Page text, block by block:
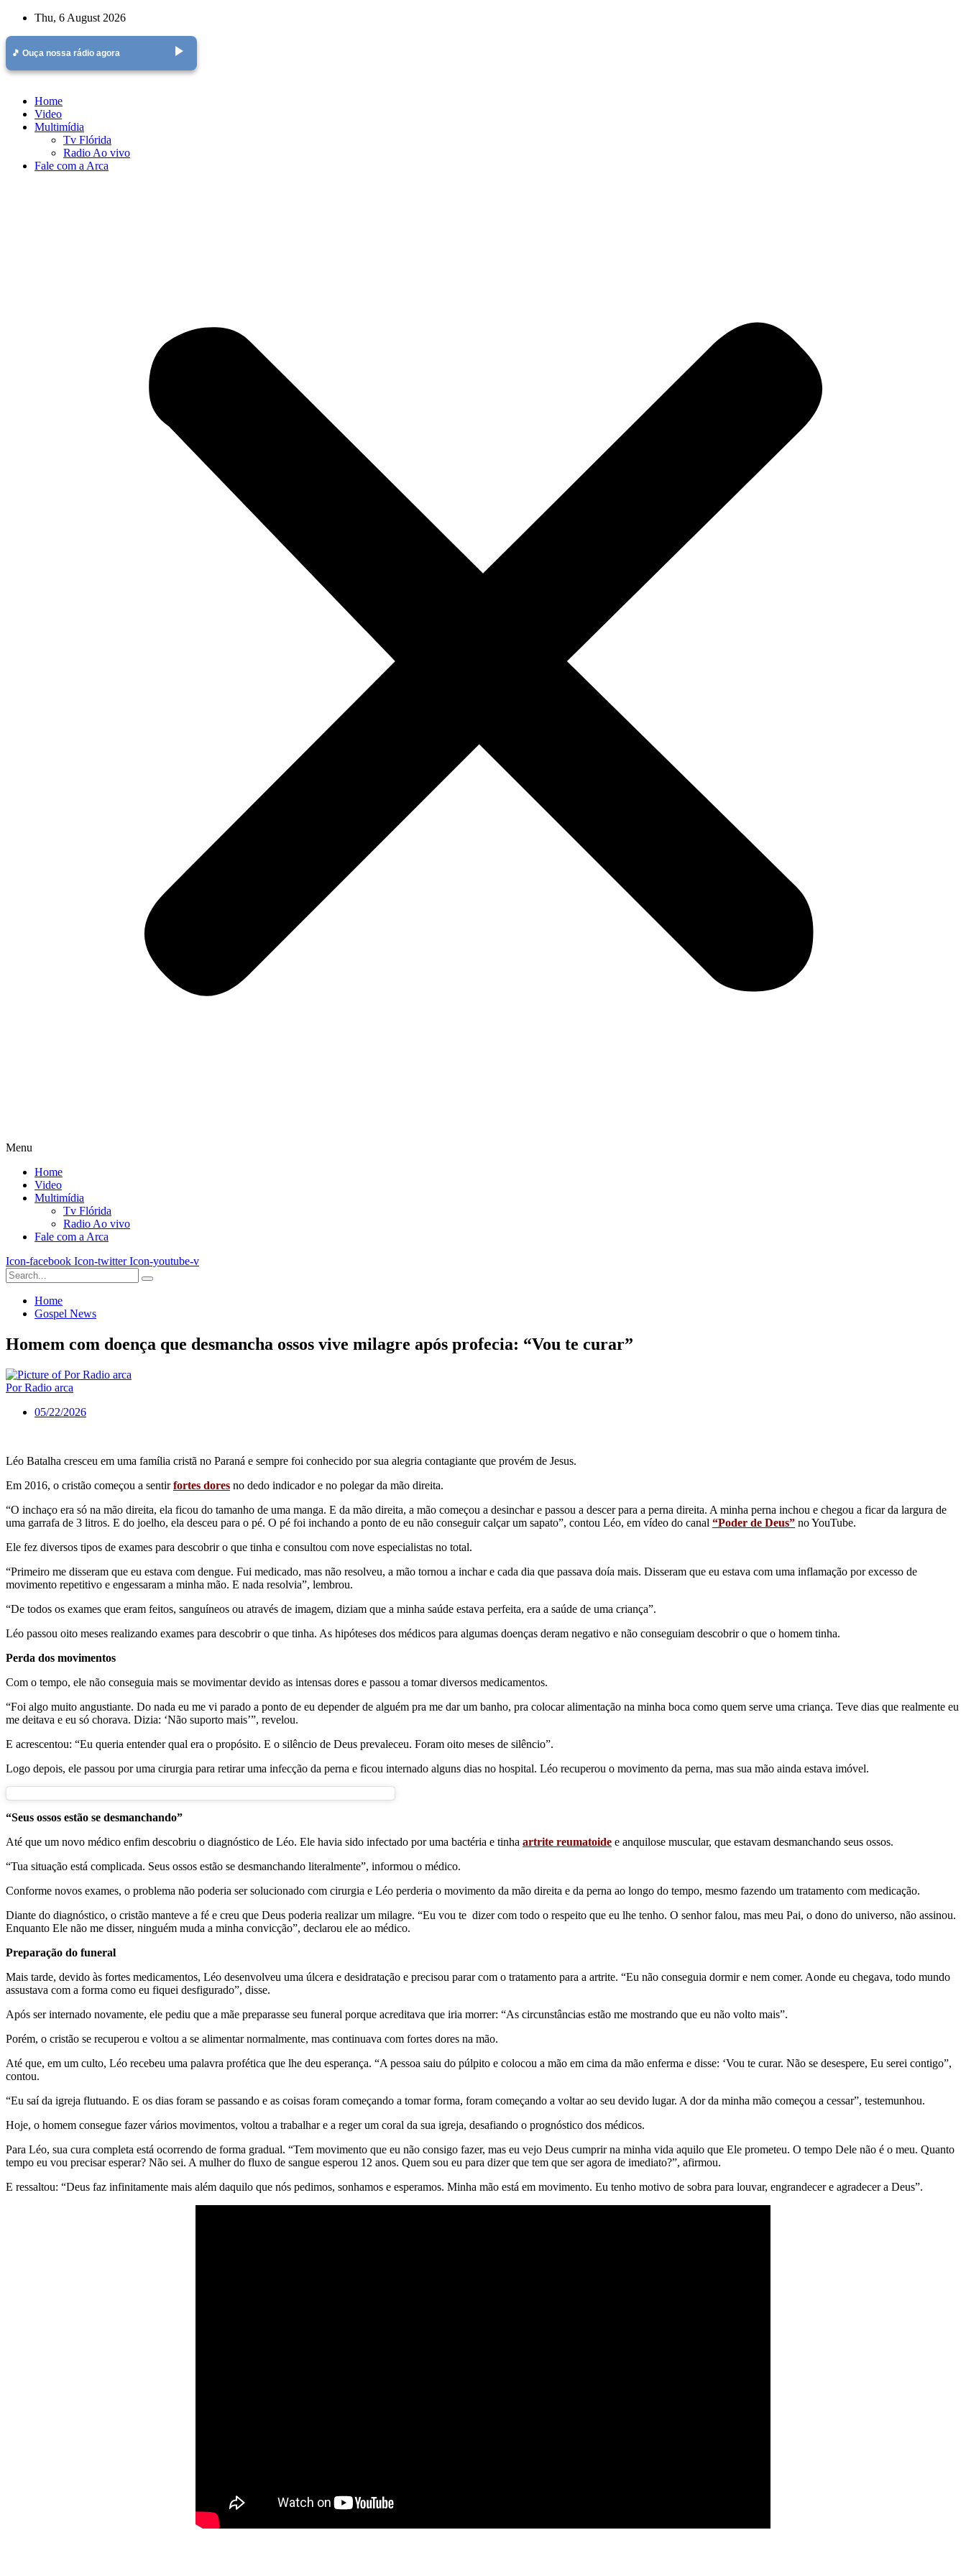
Skip
content
Thu, 6 August 2026
🎵 Ouça nossa rádio agora play_arrow
Home
Video
Multimídia
Tv Flórida
Radio Ao vivo
Fale com a Arca
Menu
Home
Video
Multimídia
Tv Flórida
Radio Ao vivo
Fale com a Arca
Icon-facebook Icon-twitter Icon-youtube-v
Home
Gospel News
Homem com doença que desmancha ossos vive milagre após profecia: “Vou te curar”
Por Radio arca
05/22/2026
Léo Batalha cresceu em uma família cristã no Paraná e sempre foi conhecido por sua alegria contagiante que provém de Jesus.
Em 2016, o cristão começou a sentirfortes dores no dedo indicador e no polegar da mão direita.
“O inchaço era só na mão direita, ela ficou do tamanho de uma manga. E da mão direita, a mão começou a desinchar e passou a descer para a perna direita. A minha perna inchou e chegou a ficar da largura de
uma garrafa de 3 litros. E do joelho, ela desceu para o pé. O pé foi inchando a ponto de eu não conseguir calçar um sapato”, contou Léo, em vídeo do canal “Poder de Deus” no YouTube.
Ele fez diversos tipos de exames para descobrir o que tinha e consultou com nove especialistas no total.
“Primeiro me disseram que eu estava com dengue. Fui medicado, mas não resolveu, a mão tornou a inchar e cada dia que passava doía mais. Disseram que eu estava com uma inflamação por excesso de
movimento repetitivo e engessaram a minha mão. E nada resolvia”, lembrou.
“De todos os exames que eram feitos, sanguíneos ou através de imagem, diziam que a minha saúde estava perfeita, era a saúde de uma criança”.
Léo passou oito meses realizando exames para descobrir o que tinha. As hipóteses dos médicos para algumas doenças deram negativo e não conseguiam descobrir o que o homem tinha.
Perda dos movimentos
Com o tempo, ele não conseguia mais se movimentar devido as intensas dores e passou a tomar diversos medicamentos.
“Foi algo muito angustiante. Do nada eu me vi parado a ponto de eu depender de alguém pra me dar um banho, pra colocar alimentação na minha boca como quem serve uma criança. Teve dias que realmente eu
me deitava e eu só chorava. Dizia: ‘Não suporto mais’”, revelou.
E acrescentou: “Eu queria entender qual era o propósito. E o silêncio de Deus prevaleceu. Foram oito meses de silêncio”.
Logo depois, ele passou por uma cirurgia para retirar uma infecção da perna e ficou internado alguns dias no hospital. Léo recuperou o movimento da perna, mas sua mão ainda estava imóvel.
“Seus ossos estão se desmanchando”
Até que um novo médico enfim descobriu o diagnóstico de Léo. Ele havia sido infectado por uma bactéria e tinha artrite reumatoide e anquilose muscular, que estavam desmanchando seus ossos.
“Tua situação está complicada. Seus ossos estão se desmanchando literalmente”, informou o médico.
Conforme novos exames, o problema não poderia ser solucionado com cirurgia e Léo perderia o movimento da mão direita e da perna ao longo do tempo, mesmo fazendo um tratamento com medicação.
Diante do diagnóstico, o cristão manteve a fé e creu que Deus poderia realizar um milagre. “Eu vou te dizer com todo o respeito que eu lhe tenho. O senhor falou, mas meu Pai, o dono do universo, não assinou.
Enquanto Ele não me disser, ninguém muda a minha convicção”, declarou ele ao médico.
Preparação do funeral
Mais tarde, devido às fortes medicamentos, Léo desenvolveu uma úlcera e desidratação e precisou parar com o tratamento para a artrite. “Eu não conseguia dormir e nem comer. Aonde eu chegava, todo mundo
assustava com a forma como eu fiquei desfigurado”, disse.
Após ser internado novamente, ele pediu que a mãe preparasse seu funeral porque acreditava que iria morrer: “As circunstâncias estão me mostrando que eu não volto mais”.
Porém, o cristão se recuperou e voltou a se alimentar normalmente, mas continuava com fortes dores na mão.
Até que, em um culto, Léo recebeu uma palavra profética que lhe deu esperança. “A pessoa saiu do púlpito e colocou a mão em cima da mão enferma e disse: ‘Vou te curar. Não se desespere, Eu serei contigo”,
contou.
“Eu saí da igreja flutuando. E os dias foram se passando e as coisas foram começando a tomar forma, foram começando a voltar ao seu devido lugar. A dor da minha mão começou a cessar”, testemunhou.
Hoje, o homem consegue fazer vários movimentos, voltou a trabalhar e a reger um coral da sua igreja, desafiando o prognóstico dos médicos.
Para Léo, sua cura completa está ocorrendo de forma gradual. “Tem movimento que eu não consigo fazer, mas eu vejo Deus cumprir na minha vida aquilo que Ele prometeu. O tempo Dele não é o meu. Quanto
tempo eu vou precisar esperar? Não sei. A mulher do fluxo de sangue esperou 12 anos. Quem sou eu para dizer que tem que ser agora de imediato?”, afirmou.
E ressaltou: “Deus faz infinitamente mais além daquilo que nós pedimos, sonhamos e esperamos. Minha mão está em movimento. Eu tenho motivo de sobra para louvar, engrandecer e agradecer a Deus”.